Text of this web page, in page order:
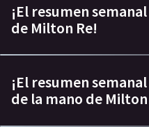
¡El resumen
de Milton Re!
¡El resumen
de la mano de Milton